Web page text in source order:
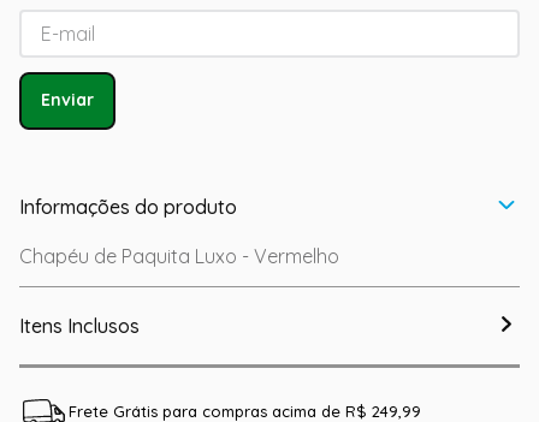
Enviar
Informações do produto
Chapéu de Paquita Luxo - Vermelho
Itens Inclusos
Frete Grátis para compras acima de R$ 249,99